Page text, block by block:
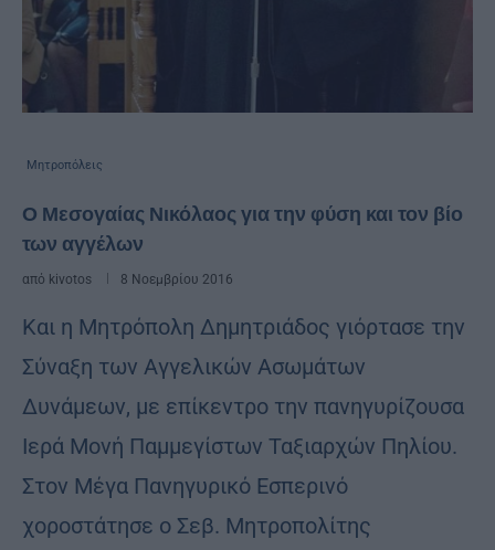
Μητροπόλεις
Ο Μεσογαίας Νικόλαος για την φύση και τον βίο
των αγγέλων
από kivotos 8 Νοεμβρίου 2016
Και η Μητρόπολη Δημητριάδος γιόρτασε την
Σύναξη των Αγγελικών Ασωμάτων
Δυνάμεων, με επίκεντρο την πανηγυρίζουσα
Ιερά Μονή Παμμεγίστων Ταξιαρχών Πηλίου.
Στον Μέγα Πανηγυρικό Εσπερινό
χοροστάτησε ο Σεβ. Μητροπολίτης